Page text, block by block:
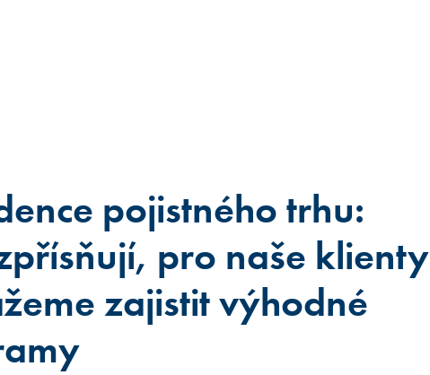
pojistného trhu:
pro naše klienty
zajistit výhodné